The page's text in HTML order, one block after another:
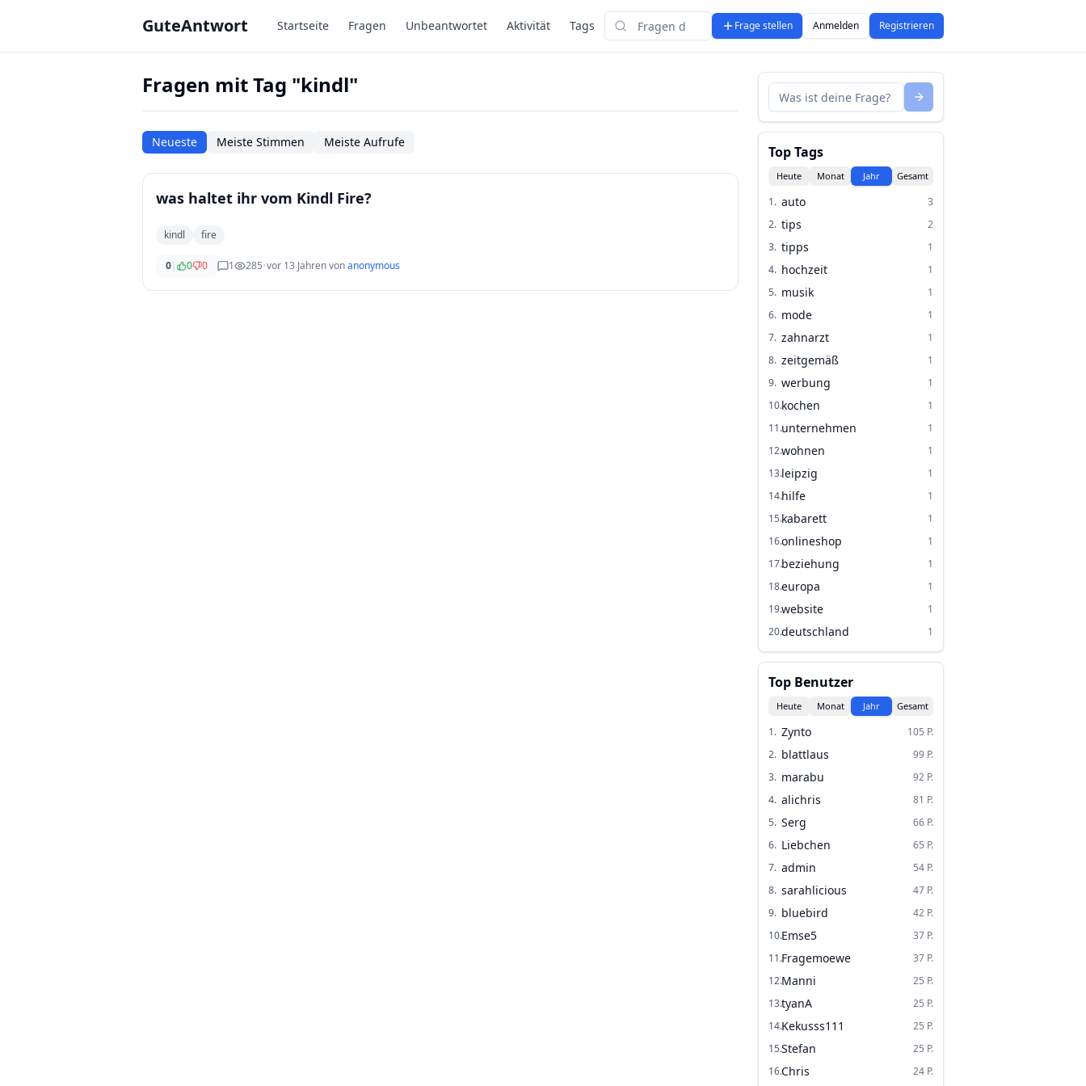
GuteAntwort Startseite Fragen Unbeantwortet Aktivität Tags
Suchen
Frage stellen Anmelden Registrieren
Fragen mit Tag "kindl"
Neueste Meiste Stimmen Meiste Aufrufe
was haltet ihr vom Kindl Fire?
kindl fire
0| 0 0 1 285•vor 13 Jahrenvonanonymous
Top Tags
Heute Monat Jahr Gesamt
1. auto
3
2. tips
2
3. tipps
1
4. hochzeit
1
5. musik
1
6. mode
1
7. zahnarzt
1
8. zeitgemäß
1
9. werbung
1
10.kochen
1
11.unternehmen
1
12.wohnen
1
13.leipzig
1
14.hilfe
1
15.kabarett
1
16.onlineshop
1
17.beziehung
1
18.europa
1
19.website
1
20.deutschland 1
Top Benutzer
Heute Monat Jahr Gesamt
1. Zynto 105 P.
2. blattlaus 99 P.
3. marabu 92 P.
4. alichris 81 P.
5. Serg 66 P.
6. Liebchen 65 P.
7. admin 54 P.
8. sarahlicious 47 P.
9. bluebird 42 P.
10.Emse5 37 P.
11.Fragemoewe 37 P.
12.Manni 25 P.
13.tyanA 25 P.
14.Kekusss111 25 P.
15.Stefan 25 P.
16.Chris 24 P.